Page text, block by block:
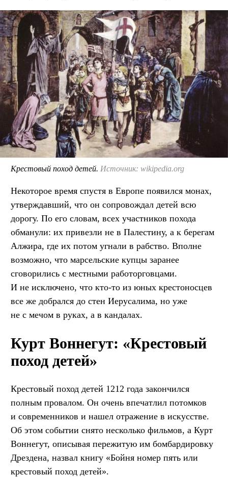
Крестовый поход детей. Источник: wikipedia.org
Некоторое время спустя в Европе появился монах,
утверждавший, что он сопровождал детей всю
дорогу. По его словам, всех участников похода
обманули: их привезли не в Палестину, а к берегам
Алжира, где их потом угнали в рабство. Вполне
возможно, что марсельские купцы заранее
сговорились с местными работорговцами.
И не исключено, что кто-то из юных крестоносцев
все же добрался до стен Иерусалима, но уже
не с мечом в руках, а в кандалах.
Курт Воннегут: «Крестовый
поход детей»
Крестовый поход детей 1212 года закончился
полным провалом. Он очень впечатлил потомков
и современников и нашел отражение в искусстве.
Об этом событии снято несколько фильмов, а Курт
Воннегут, описывая пережитую им бомбардировку
Дрездена, назвал книгу «Бойня номер пять или
крестовый поход детей».